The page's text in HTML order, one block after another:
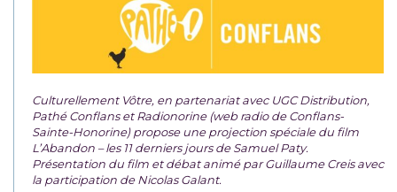
Culturellement Vôtre, en partenariat avec UGC Distribution,
Pathé Conflans et Radionorine (web radio de Conflans-
Sainte-Honorine) propose une projection spéciale du film
L’Abandon – les 11 derniers jours de Samuel Paty.
Présentation du film et débat animé par Guillaume Creis avec
la participation de Nicolas Galant.